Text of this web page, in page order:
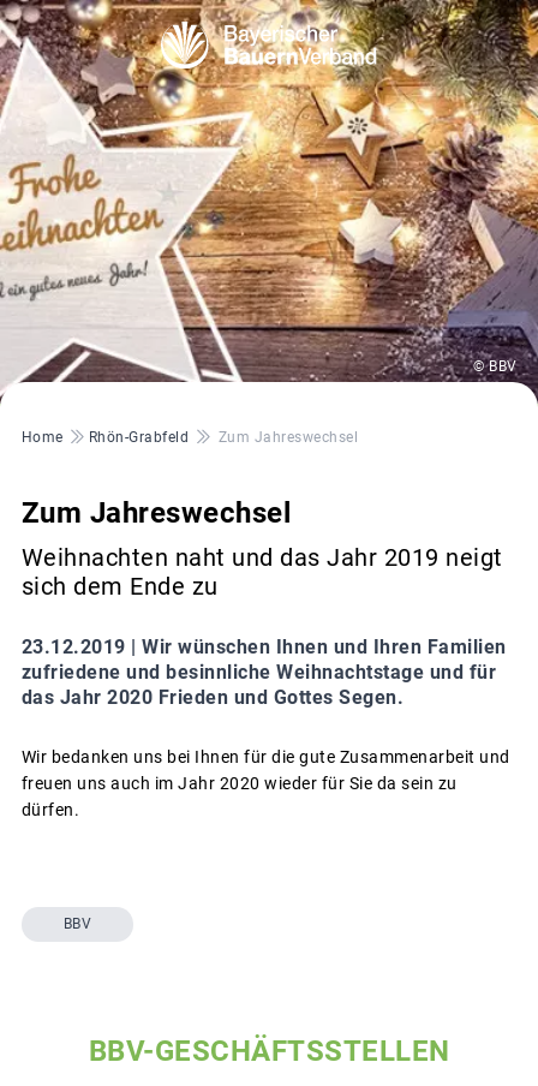
© BBV
Pfadnavigation
Home Rhön-Grabfeld Zum Jahreswechsel
Zum Jahreswechsel
Weihnachten naht und das Jahr 2019 neigt
sich dem Ende zu
23.12.2019 | Wir wünschen Ihnen und Ihren Familien
zufriedene und besinnliche Weihnachtstage und für
das Jahr 2020 Frieden und Gottes Segen.
Wir bedanken uns bei Ihnen für die gute Zusammenarbeit und
freuen uns auch im Jahr 2020 wieder für Sie da sein zu
dürfen.
BBV
BBV-GESCHÄFTSSTELLEN